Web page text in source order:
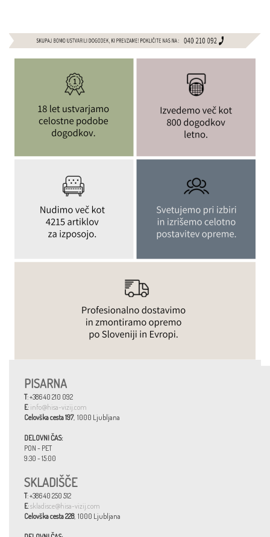
PISARNA
T: +386 40 210 092
E: info@hisa-vizij.com
Celovška cesta 197, 1000 Ljubljana
DELOVNI ČAS:
PON - PET
9:30 - 15:00
SKLADIŠČE
T: +386 40 250 512
E:skladisce@hisa-vizij.com
Celovška cesta 228, 1000 Ljubljana